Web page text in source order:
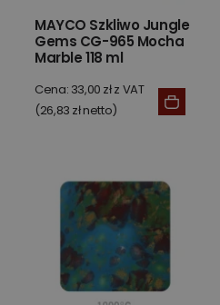
MAYCO Szkliwo Jungle
Gems CG-965 Mocha
Marble 118 ml
Cena: 33,00 zł z VAT
(26,83 zł netto)